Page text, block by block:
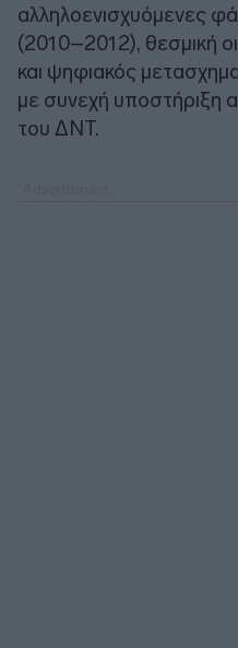
αλληλοενισχυόμενες
(2010–2012), θεσμική
και ψηφιακός
με συνεχή υποστήριξη
του ΔΝΤ.